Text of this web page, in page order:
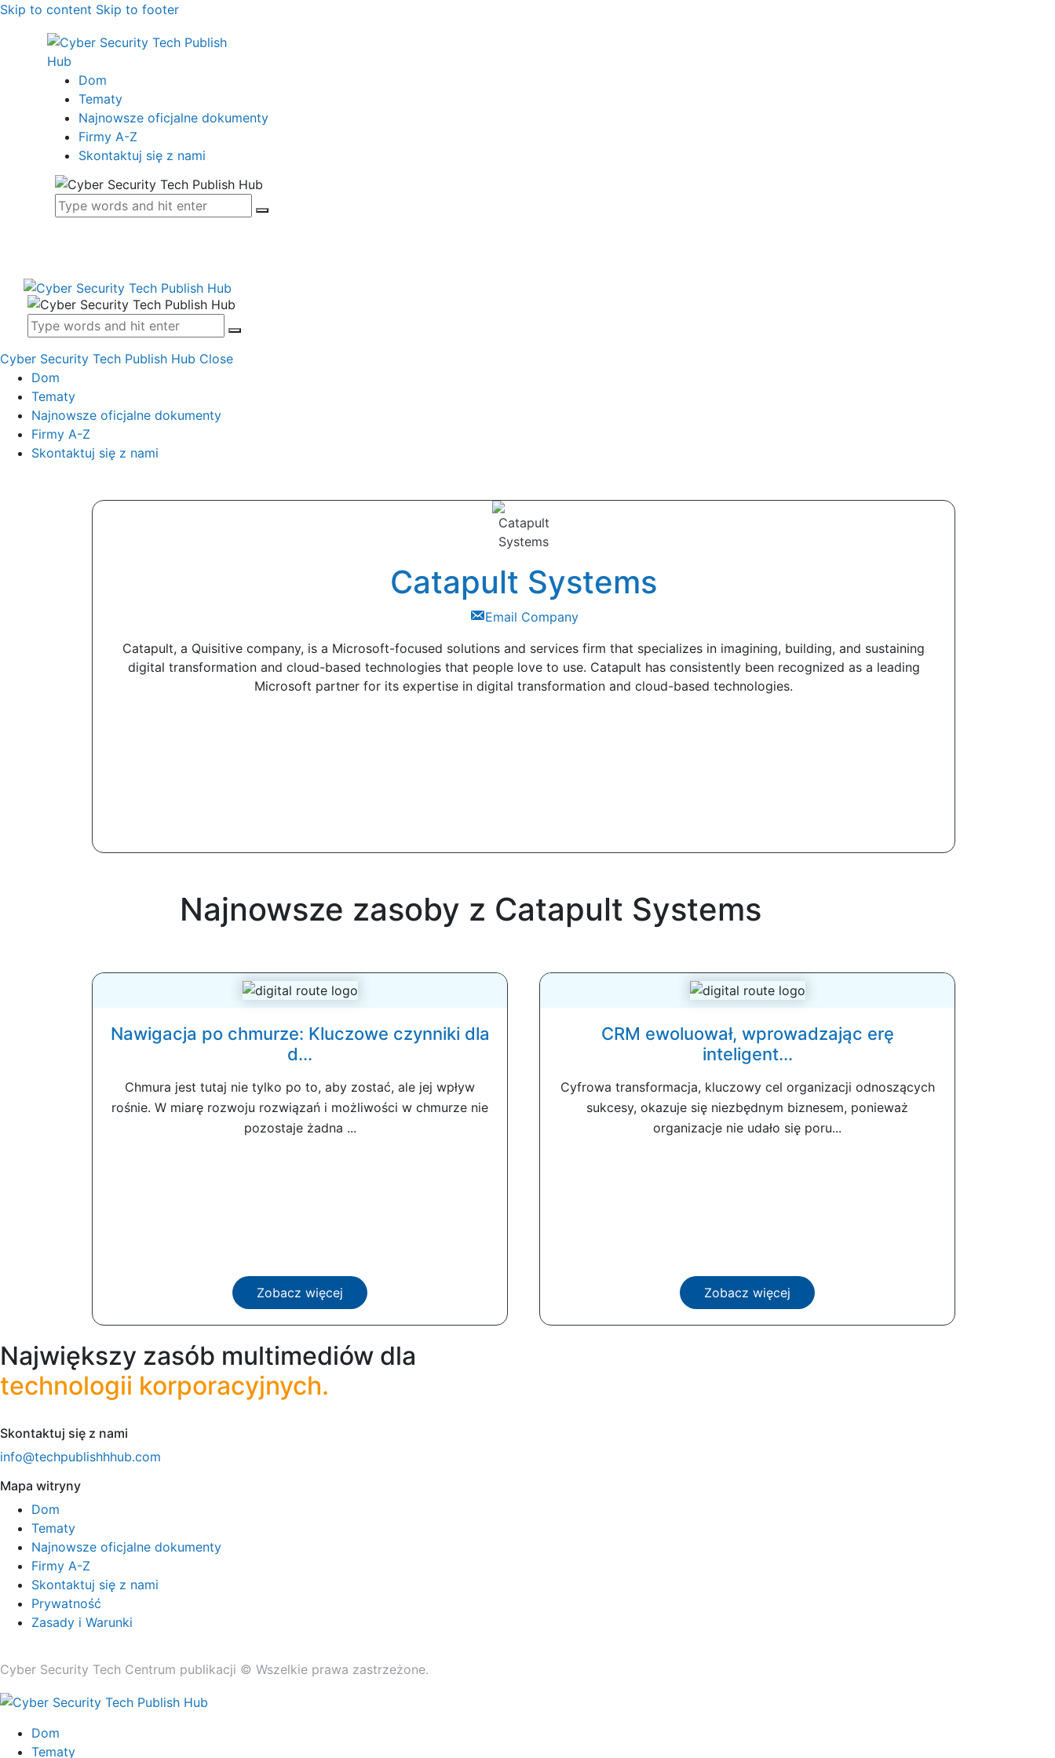
Skip to content Skip to footer
Dom
Tematy
Najnowsze oficjalne dokumenty
Firmy A-Z
Skontaktuj się z nami
Cyber Security Tech Publish Hub Close
Dom
Tematy
Najnowsze oficjalne dokumenty
Firmy A-Z
Skontaktuj się z nami
Catapult Systems
Email Company
Catapult, a Quisitive company, is a Microsoft-focused solutions and services firm that specializes in imagining, building, and sustaining
digital transformation and cloud-based technologies that people love to use. Catapult has consistently been recognized as a leading
Microsoft partner for its expertise in digital transformation and cloud-based technologies.
Najnowsze zasoby z Catapult Systems
Nawigacja po chmurze: Kluczowe czynniki dla
d...
Chmura jest tutaj nie tylko po to, aby zostać, ale jej wpływ
rośnie. W miarę rozwoju rozwiązań i możliwości w chmurze nie
pozostaje żadna ...
Zobacz więcej
CRM ewoluował, wprowadzając erę
inteligent...
Cyfrowa transformacja, kluczowy cel organizacji odnoszących
sukcesy, okazuje się niezbędnym biznesem, ponieważ
organizacje nie udało się poru...
Zobacz więcej
Największy zasób multimediów dla
technologii korporacyjnych.
Skontaktuj się z nami
info@techpublishhhub.com
Mapa witryny
Dom
Tematy
Najnowsze oficjalne dokumenty
Firmy A-Z
Skontaktuj się z nami
Prywatność
Zasady i Warunki
Cyber ​​Security Tech Centrum publikacji © Wszelkie prawa zastrzeżone.
Dom
Tematy